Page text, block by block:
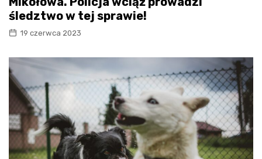
śledztwo w tej sprawie!
19 czerwca 2023